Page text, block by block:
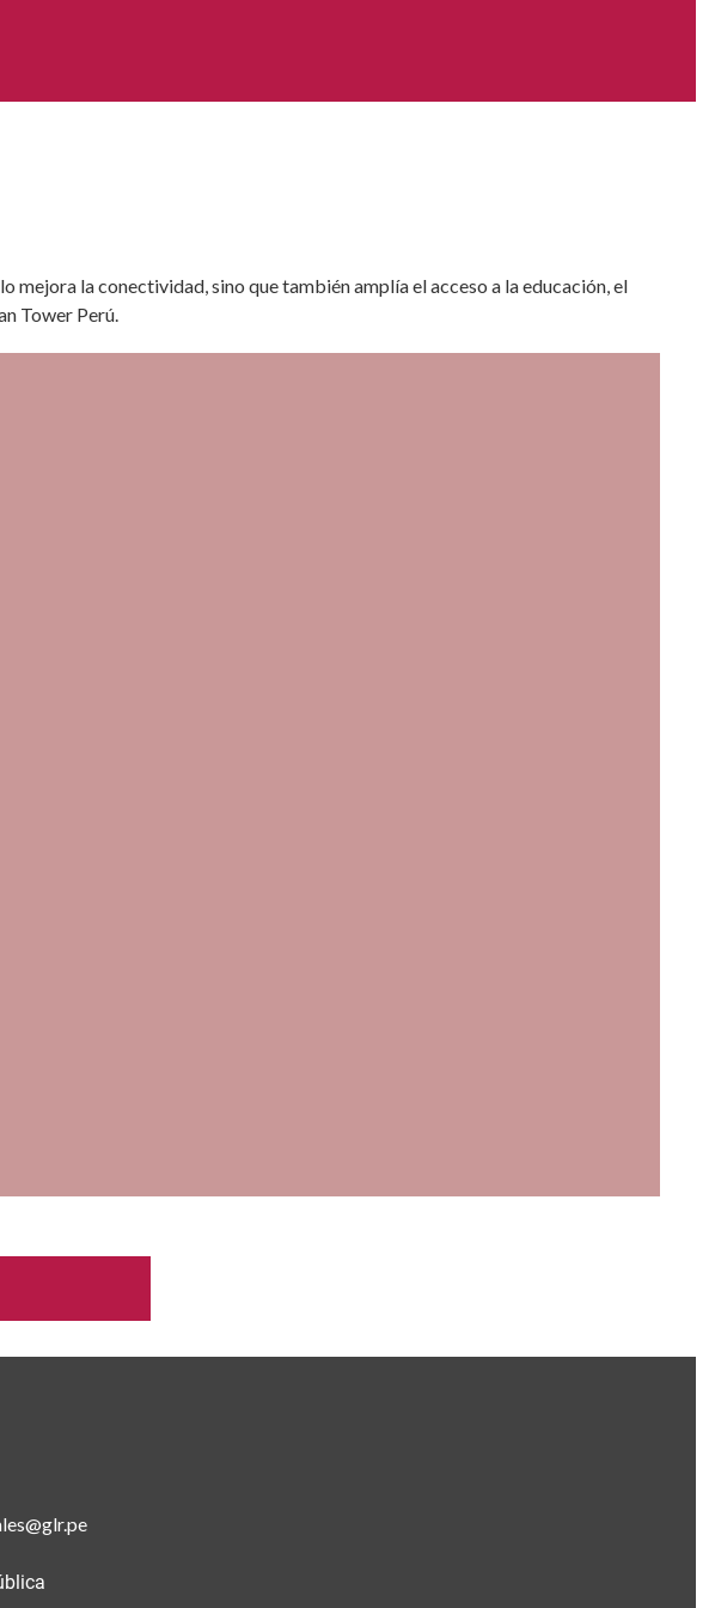
la conectividad, sino que también amplía el acceso a la educación, el
Tower Perú.